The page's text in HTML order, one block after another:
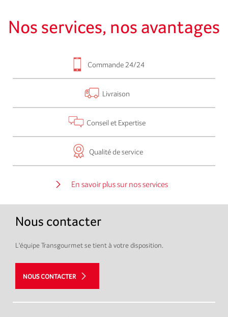
Nos services, nos avantages
Commande 24/24
Livraison
Conseil et Expertise
Qualité de service
En savoir plus sur nos services
Nous contacter
L'équipe Transgourmet se tient à votre disposition.
NOUS CONTACTER